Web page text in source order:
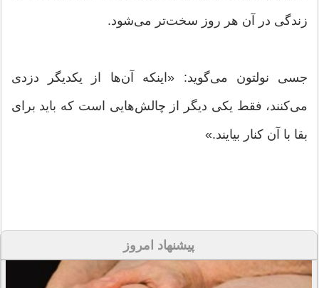
زندگی در آن هر روز سخت‌تر می‌شود.
جسی نولتون می‌گوید: «اینکه آن‌ها از یکدیگر دزدی
می‌کنند، فقط یکی دیگر از چالش‌هایی است که باید برای
بقا با آن کنار بیایند.»
پیشنهاد امروز